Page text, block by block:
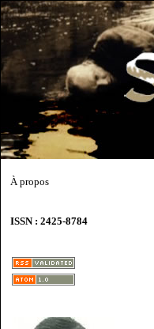
À propos
ISSN : 2425-8784